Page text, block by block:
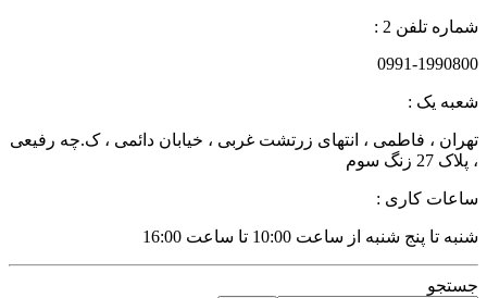
شماره تلفن 2 :
0991-1990800
شعبه یک :
تهران ، فاطمی ، انتهای زرتشت غربی ، خیابان دائمی ، ک.چه رفیعی
، پلاک 27 زنگ سوم
ساعات کاری :
شنبه تا پنج شنبه از ساعت 10:00 تا ساعت 16:00
جستجو